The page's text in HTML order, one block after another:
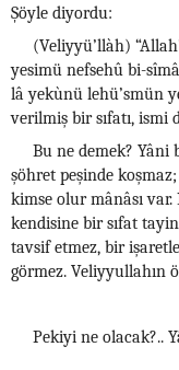
Şöyle diyordu:
(Veliyyü’llàh)
yesimü nefsehû bi-
lâ yekùnü lehü’smün
verilmiş bir sıfatı, ismi
Bu ne demek? Yâni
şöhret peşinde
kimse olur mânâsı var.
kendisine bir sıfat
tavsif etmez, bir
görmez. Veliyyullahın
Pekiyi ne olacak?..